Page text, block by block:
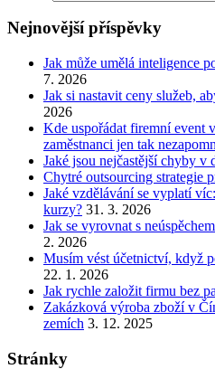
Nejnovější příspěvky
Jak může umělá inteligence
7. 2026
Jak si nastavit ceny služeb,
2026
Kde uspořádat firemní event
zaměstnanci jen tak
Jaké jsou nejčastější chyby v
Chytré outsourcing strategie
Jaké vzdělávání se vyplatí
kurzy? 31. 3. 2026
Jak se vyrovnat s
2. 2026
Musím vést účetnictví, když
22. 1. 2026
Jak rychle založit firmu bez
Zakázková výroba zboží v
zemích 3. 12. 2025
Stránky